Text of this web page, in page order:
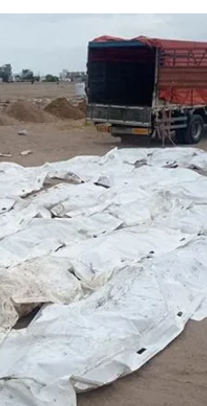
أغسطس 7, 2026
حكومتنا الشرعية.. ما بين
والتضليل